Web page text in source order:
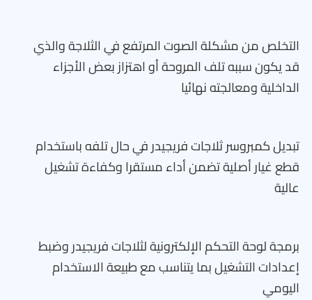
التخلص من مشكلة الصوت المرتفع في الثلاجة والذي
قد يكون سببه تلف المروحة أو اهتزاز بعض الأجزاء
الداخلية ومعالجته نهائيا
تبديل كمبروسر ثلاجات فريجيدر في حال تلفه باستخدام
قطع غيار أصلية تضمن أداء مستقرا وكفاءة تشغيل
عالية
برمجة لوحة التحكم الإلكترونية لثلاجات فريجيدر وضبط
إعدادات التشغيل بما يتناسب مع طبيعة الاستخدام
اليومي